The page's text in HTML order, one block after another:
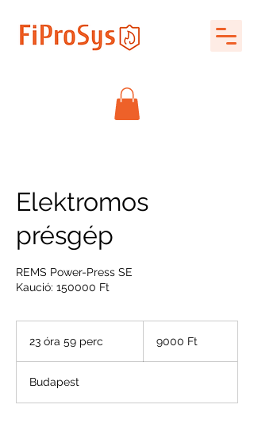
Elektromos
présgép
REMS Power-Press SE
Kaució: 150000 Ft
23 óra 59 perc
a
forint9000 Ft
Budapest